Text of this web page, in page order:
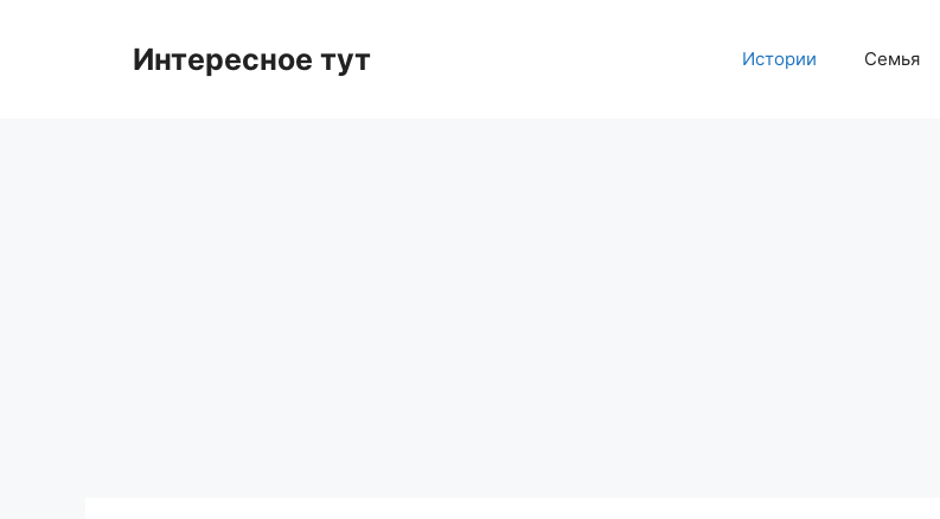
Интересное тут Истории Семья